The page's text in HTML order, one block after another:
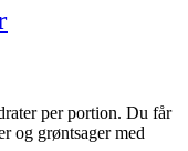
per portion. Du får
og grøntsager med